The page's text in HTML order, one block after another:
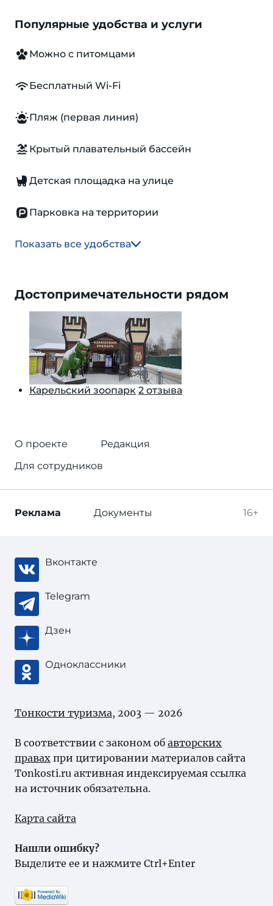
Популярные удобства и услуги
Можно с питомцами
Бесплатный Wi-Fi
Пляж (первая линия)
Крытый плавательный бассейн
Детская площадка на улице
Парковка на территории
Показать все удобства
Достопримечательности рядом
Карельский зоопарк 2 отзыва
О проекте
Редакция
Для сотрудников
16+
Реклама Документы
Вконтакте
Telegram
Дзен
Одноклассники
Тонкости туризма, 2003 — 2026
В соответствии с законом об авторских
правах при цитировании материалов сайта
Tonkosti.ru активная индексируемая ссылка
на источник обязательна.
Карта сайта
Нашли ошибку?
Выделите ее и нажмите Ctrl+Enter